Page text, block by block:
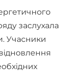
заслухала
Учасники